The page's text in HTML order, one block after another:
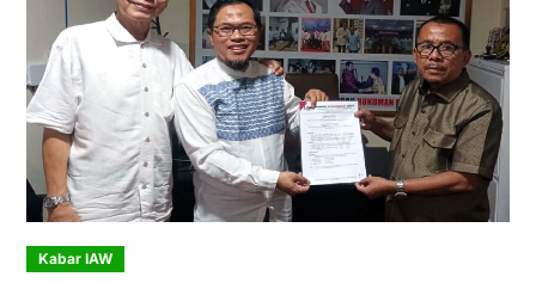
Kabar IAW